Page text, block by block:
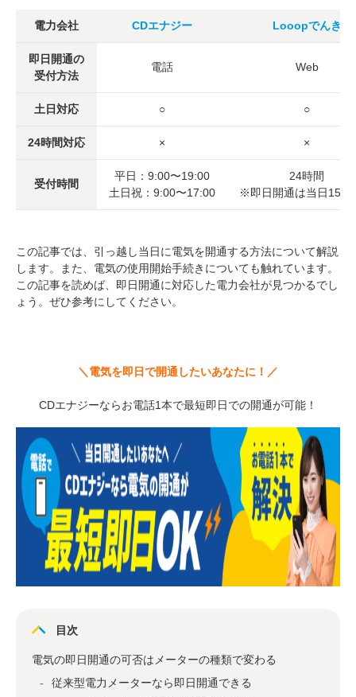
電力会社 CDエナジー Looopでんき
即日開通の
受付方法
電話 Web
土日対応 ○ ○
24時間対応 × ×
受付時間
平日：9:00〜19:00
土日祝：9:00〜17:00
24時間
※即日開通は当日15時
この記事では、引っ越し当日に電気を開通する方法について解説
します。また、電気の使用開始手続きについても触れています。
この記事を読めば、即日開通に対応した電力会社が見つかるでし
ょう。ぜひ参考にしてください。
＼電気を即日で開通したいあなたに！／
CDエナジーならお電話1本で最短即日での開通が可能！
目次
電気の即日開通の可否はメーターの種類で変わる
従来型電力メーターなら即日開通できる